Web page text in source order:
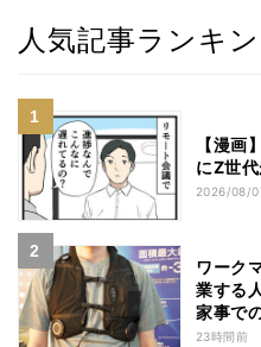
人気記事ランキ
【漫画
にZ世
2026/08/
ワーク
業する
家事で
商品を
23時間前